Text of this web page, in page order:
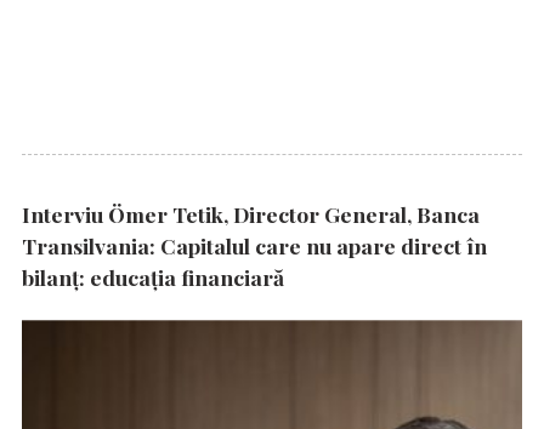
Interviu Ömer Tetik, Director General, Banca
Transilvania: Capitalul care nu apare direct în
bilanț: educația financiară